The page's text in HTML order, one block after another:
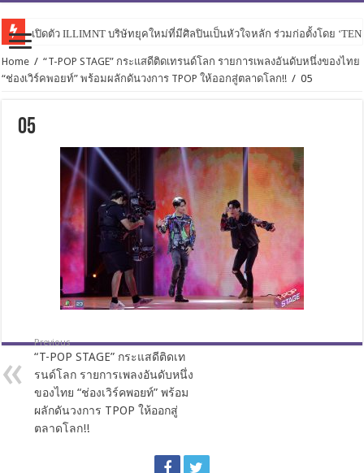
เปิดตัว ILLIMNT บริษัทยุคใหม่ที่มีศิลปินเป็นหัวใจหลัก ร่วมก่อตั้งโดย
Home / “T-POP STAGE” กระแสดีติดเทรนด์โลก รายการเพลงอันดับหนึ่งของไทย
“ช่องเวิร์คพอยท์” พร้อมผลักดันวงการ TPOP ให้ออกสู่ตลาดโลก!! / 05
05
Previous
“T-POP STAGE” กระแสดีติดเท
รนด์โลก รายการเพลงอันดับหนึ่ง
ของไทย “ช่องเวิร์คพอยท์” พร้อม
ผลักดันวงการ TPOP ให้ออกสู่
ตลาดโลก!!